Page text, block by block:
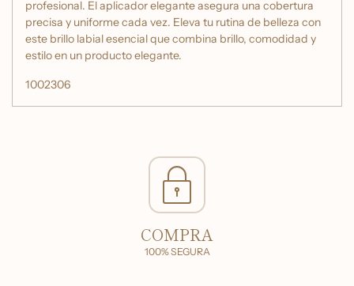
profesional. El aplicador elegante asegura una cobertura
precisa y uniforme cada vez. Eleva tu rutina de belleza con
este brillo labial esencial que combina brillo, comodidad y
estilo en un producto elegante.
1002306
COMPRA
100% SEGURA